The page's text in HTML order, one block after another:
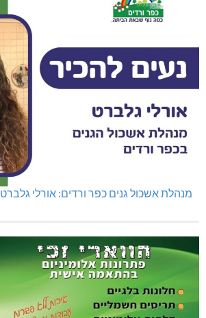
מנהלת אשכול גנים כפר ורדים: אורלי גלברט